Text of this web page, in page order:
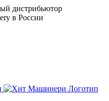
дистрибьютор
в России